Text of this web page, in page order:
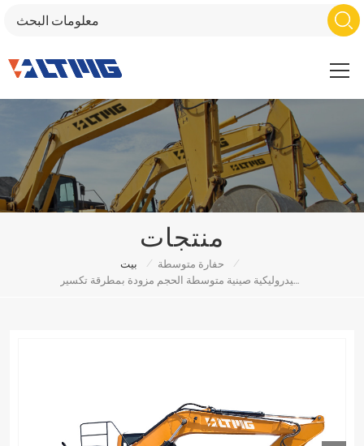
منتجات
بيت / حفارة متوسطة
/
حفارة هيدروليكية صينية متوسطة الحجم مزودة بمطرقة تكسير